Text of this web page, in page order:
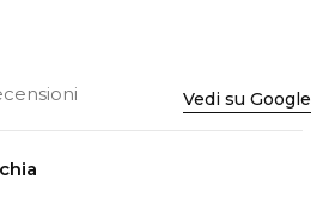
Vedi su Google